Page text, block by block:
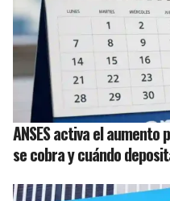
ANSES activa el
se cobra y cuándo